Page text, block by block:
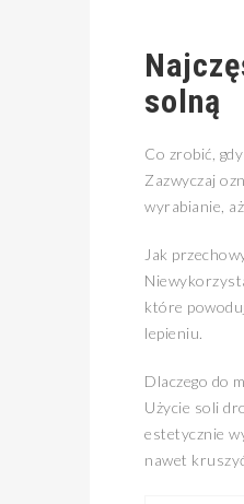
solną
Co zrobić,
Zazwyczaj
wyrabianie,
Jak
które
lepieniu.
Dlaczego do
Użycie soli
estetycznie
nawet